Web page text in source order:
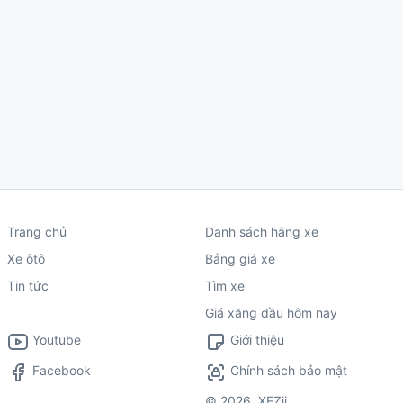
Trang chủ
Xe ôtô
Tin tức
Danh sách hãng xe
Bảng giá xe
Tìm xe
Giá xăng dầu hôm nay
Youtube
Facebook
Giới thiệu
Chính sách bảo mật